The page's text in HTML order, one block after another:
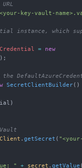
URL
key-vault-
= new
the
SecretClientBuilder()
Vault
. getSecret (
" + secret . getValue